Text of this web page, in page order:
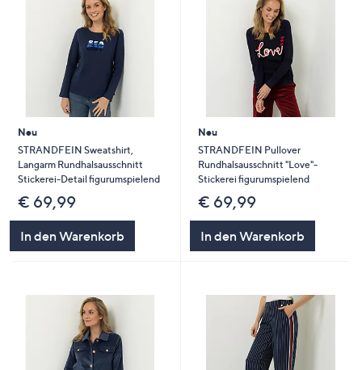
Neu
STRANDFEIN Sweatshirt,
Langarm Rundhalsausschnitt
Stickerei-Detail figurumspielend
€ 69,99
In den Warenkorb
Neu
STRANDFEIN Pullover
Rundhalsausschnitt "Love"-
Stickerei figurumspielend
€ 69,99
In den Warenkorb